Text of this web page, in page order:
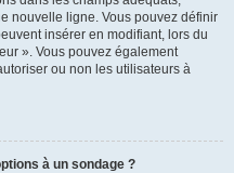
nouvelle ligne. Vous pouvez définir
insérer en modifiant, lors du
». Vous pouvez également
ou non les utilisateurs à
à un sondage ?